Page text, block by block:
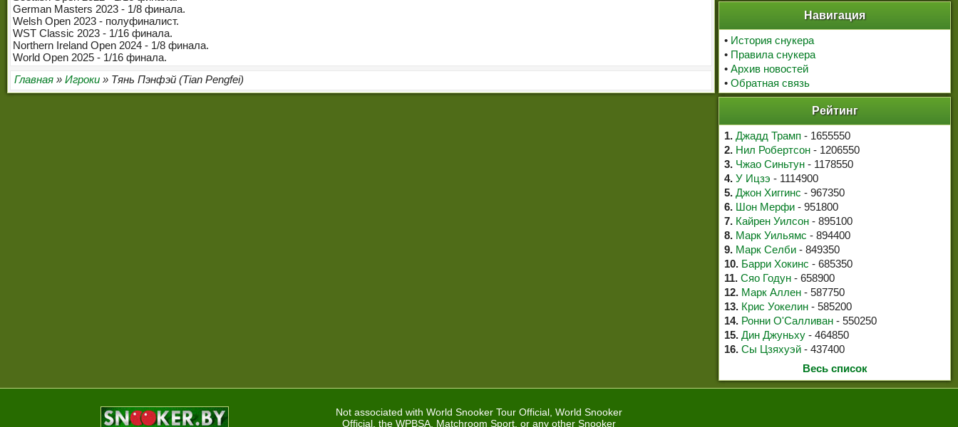
German Masters 2023 - 1/8 финала.
Welsh Open 2023 - полуфиналист.
WST Classic 2023 - 1/16 финала.
Northern Ireland Open 2024 - 1/8 финала.
World Open 2025 - 1/16 финала.
Главная » Игроки » Тянь Пэнфэй (Tian Pengfei)
Навигация
• История снукера
• Правила снукера
• Архив новостей
• Обратная связь
Рейтинг
1. Джадд Трамп - 1655550
2. Нил Робертсон - 1206550
3. Чжао Синьтун - 1178550
4. У Ицзэ - 1114900
5. Джон Хиггинс - 967350
6. Шон Мерфи - 951800
7. Кайрен Уилсон - 895100
8. Марк Уильямс - 894400
9. Марк Селби - 849350
10. Барри Хокинс - 685350
11. Сяо Годун - 658900
12. Марк Аллен - 587750
13. Крис Уокелин - 585200
14. Ронни О'Салливан - 550250
15. Дин Джуньху - 464850
16. Сы Цзяхуэй - 437400
Весь список
Not associated with World Snooker Tour Official, World Snooker
Official, the WPBSA, Matchroom Sport, or any other Snooker